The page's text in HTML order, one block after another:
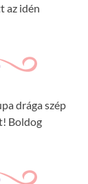
az idén
drága szép
Boldog